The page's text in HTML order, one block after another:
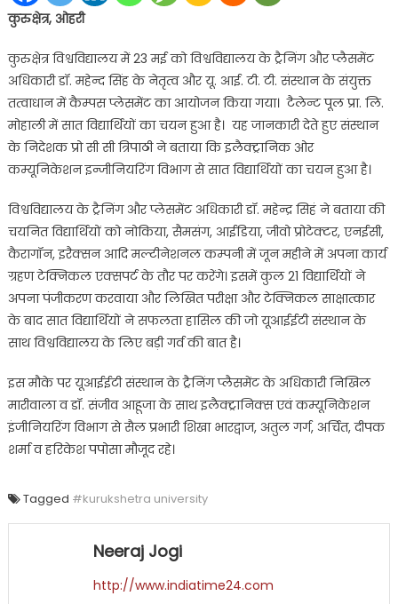
कुरुक्षेत्र, ओहरी
कुरुक्षेत्र विश्वविद्यालय में 23 मई को विश्वविद्यालय के ट्रैनिंग और प्लैसमेंट
अधिकारी डॉ. महेन्द सिंह के नेतृत्व और यू. आई. टी. टी. संस्थान के संयुक्त
तत्वाधान में कैम्पस प्लेसमेंट का आयोजन किया गया। टैलेन्ट पूल प्रा. लि.
मोहाली में सात विद्यार्थियों का चयन हुआ है। यह जानकारी देते हुए संस्थान
के निदेशक प्रो सी सी त्रिपाठी ने बताया कि इलैक्ट्रानिक ओर
कम्यूनिकेशन इन्जीनियरिंग विभाग से सात विद्यार्थियों का चयन हुआ है।
विश्वविद्यालय के ट्रैनिंग और प्लेसमेंट अधिकारी डॉ. महेन्द्र सिहं ने बताया की
चयनित विद्यार्थियों को नोकिया, सैमसंग, आईडिया, जीवो प्रोटेक्टर, एनईसी,
कैरागॉन, इरैक्सन आदि मल्टीनेशनल कम्पनी में जून महीने में अपना कार्य
ग्रहण टेक्निकल एक्सपर्ट के तौर पर करेंगे। इसमें कुल 21 विद्यार्थियों ने
अपना पंजीकरण करवाया और लिखित परीक्षा और टेक्निकल साक्षात्कार
के बाद सात विद्यार्थियों ने सफलता हासिल की जो यूआईईटी संस्थान के
साथ विश्वविद्यालय के लिए बड़ी गर्व की बात है।
इस मौके पर यूआईईटी संस्थान के ट्रैनिंग प्लैसमेंट के अधिकारी निखिल
मारीवाला व डॉ. संजीव आहूजा के साथ इलैक्ट्रानिक्स एवं कम्यूनिकेशन
इंजीनियरिंग विभाग से सैल प्रभारी शिखा भारद्वाज, अतुल गर्ग, अर्चित, दीपक
शर्मा व हरिकेश पपोसा मौजूद रहे।
Tagged #kurukshetra university
Neeraj Jogi
http://www.indiatime24.com